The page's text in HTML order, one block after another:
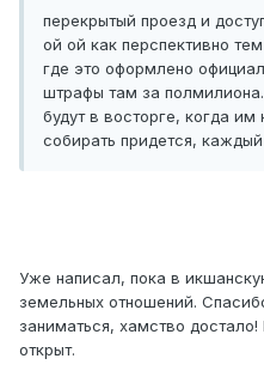
перекрытый проезд и
ой ой как перспективно
где это оформлено
штрафы там за
будут в восторге, когда
собирать придется,
Уже написал, пока в
земельных отношений.
заниматься, хамство
открыт.